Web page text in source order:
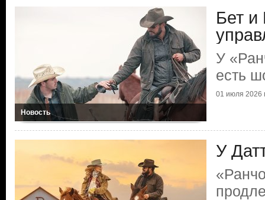
Новость
Бет и
У
есть
01 июля 2026
У